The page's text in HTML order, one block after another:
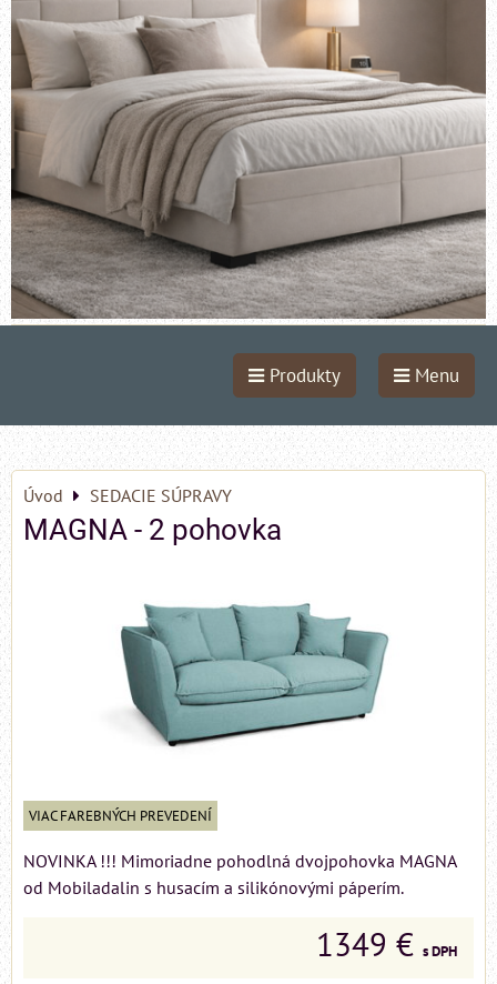
Produkty Menu
Úvod SEDACIE SÚPRAVY
MAGNA - 2 pohovka
VIAC FAREBNÝCH PREVEDENÍ
NOVINKA !!! Mimoriadne pohodlná dvojpohovka MAGNA
od Mobiladalin s husacím a silikónovými páperím.
1349 € s DPH